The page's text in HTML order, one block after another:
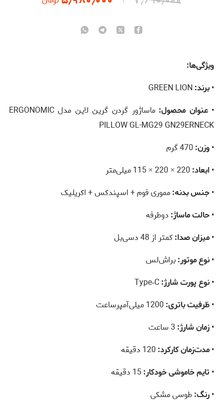
ویژگی‌ها:
•برند:
•عنوان محصول:
ماساژور گردن گرین لاین مدل ERGONOMIC
PILLOW GL-MG29 GN29ERNECK
•وزن:
• ابعاد:
•جنس بدنه:مموری فوم + اسپندکس + اکریلیک
•حالت ماساژ: دوطرفه
•میزان صدا:کمتر از 48 دسی‌بل
•نوع موتور:براش‌لس
•نوع پورت شارژ:
•ظرفیت باتری:
•زمان شارژ:
•مدت‌زمان کارکرد:
• تایم خاموشی خودکار:
•رنگ:طوسی مشکی